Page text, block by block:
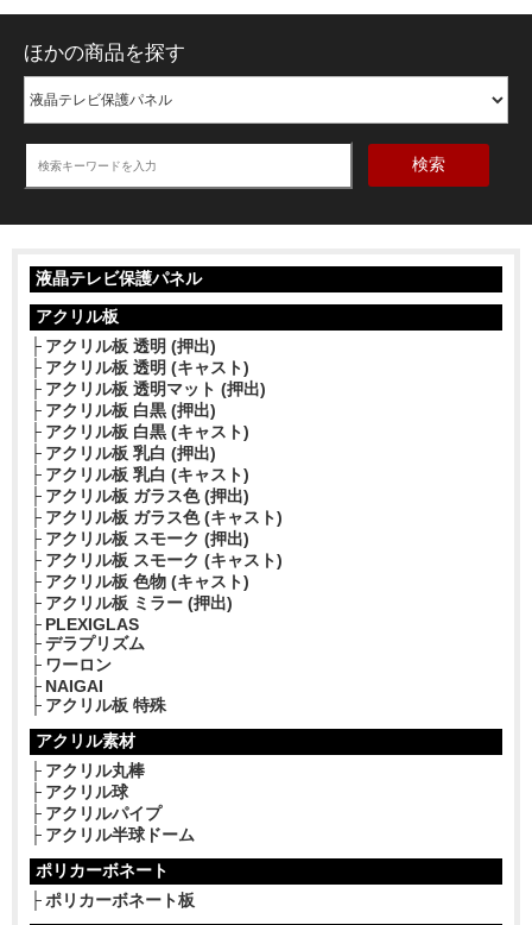
ほかの商品を探す
検索
液晶テレビ保護パネル
アクリル板
アクリル板 透明 (押出)
アクリル板 透明 (キャスト)
アクリル板 透明マット (押出)
アクリル板 白黒 (押出)
アクリル板 白黒 (キャスト)
アクリル板 乳白 (押出)
アクリル板 乳白 (キャスト)
アクリル板 ガラス色 (押出)
アクリル板 ガラス色 (キャスト)
アクリル板 スモーク (押出)
アクリル板 スモーク (キャスト)
アクリル板 色物 (キャスト)
アクリル板 ミラー (押出)
PLEXIGLAS
デラプリズム
ワーロン
NAIGAI
アクリル板 特殊
アクリル素材
アクリル丸棒
アクリル球
アクリルパイプ
アクリル半球ドーム
ポリカーボネート
ポリカーボネート板